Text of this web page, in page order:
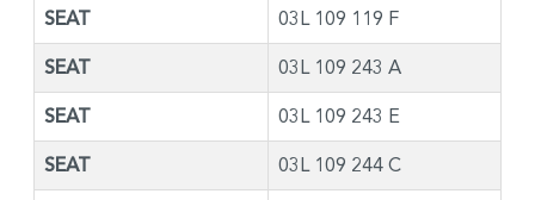
SEAT 03L 109 119 F
SEAT 03L 109 243 A
SEAT 03L 109 243 E
SEAT 03L 109 244 C